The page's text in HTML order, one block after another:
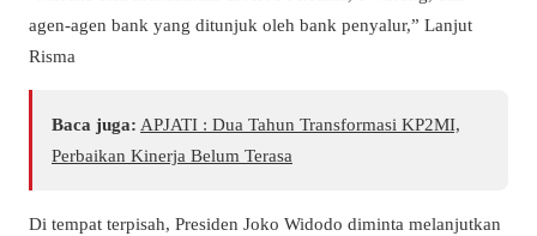
agen-agen bank yang ditunjuk oleh bank penyalur,” Lanjut
Risma
Baca juga: APJATI : Dua Tahun Transformasi KP2MI,
Perbaikan Kinerja Belum Terasa
Di tempat terpisah, Presiden Joko Widodo diminta melanjutkan